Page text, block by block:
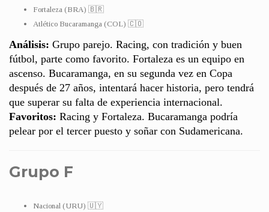
Fortaleza (BRA) 🇧🇷
Atlético Bucaramanga (COL) 🇨🇴
Análisis: Grupo parejo. Racing, con tradición y buen
fútbol, parte como favorito. Fortaleza es un equipo en
ascenso. Bucaramanga, en su segunda vez en Copa
después de 27 años, intentará hacer historia, pero tendrá
que superar su falta de experiencia internacional.
Favoritos: Racing y Fortaleza. Bucaramanga podría
pelear por el tercer puesto y soñar con Sudamericana.
Grupo F
Nacional (URU) 🇺🇾